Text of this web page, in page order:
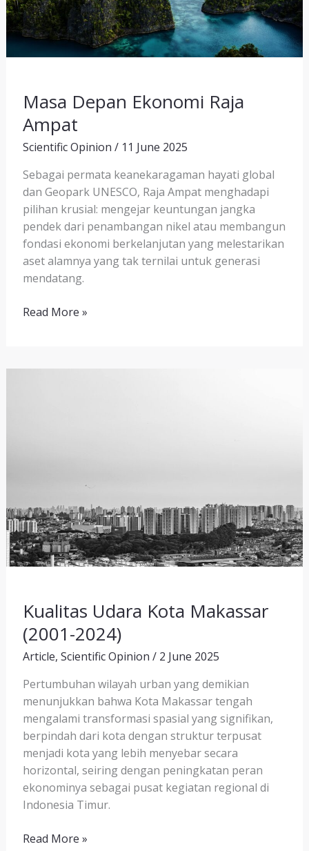
Masa Depan Ekonomi Raja
Ampat
Scientific Opinion / 11 June 2025
Sebagai permata keanekaragaman hayati global
dan Geopark UNESCO, Raja Ampat menghadapi
pilihan krusial: mengejar keuntungan jangka
pendek dari penambangan nikel atau membangun
fondasi ekonomi berkelanjutan yang melestarikan
aset alamnya yang tak ternilai untuk generasi
mendatang.
Read More »
Kualitas Udara Kota Makassar
(2001-2024)
Article, Scientific Opinion / 2 June 2025
Pertumbuhan wilayah urban yang demikian
menunjukkan bahwa Kota Makassar tengah
mengalami transformasi spasial yang signifikan,
berpindah dari kota dengan struktur terpusat
menjadi kota yang lebih menyebar secara
horizontal, seiring dengan peningkatan peran
ekonominya sebagai pusat kegiatan regional di
Indonesia Timur.
Read More »